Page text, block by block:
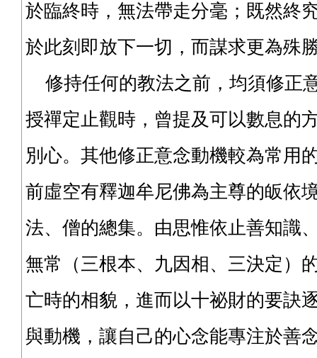
於臨終時，無法帶走分毫；既然終
於此刻即放下一切，而謀求更為殊
修持任何的教法之前，均須修正
授禪定止觀時，曾提及可以數息的
別心。其他修正意念動機較為常用
前虛空有釋迦牟尼佛為主尊的皈依
法、僧的總集。由思惟依止善知識
無常（三根本、九因相、三決定）
亡時的相貌，進而以十祕財的要訣
與動機，讓自己的心念能專注於善